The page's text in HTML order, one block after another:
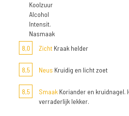
Koolzuur
Alcohol
Intensit.
Nasmaak
8,0
Zicht Kraak helder
8,5 Neus Kruidig en licht zoet
8,5 Smaak Koriander en kruidnagel.
verraderlijk lekker.